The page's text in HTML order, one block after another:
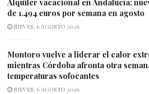
Alquiler vacacional en Andalucía:
de 1.494 euros por semana en agosto
JUEVES, 6 AGOSTO 2026
Montoro vuelve a liderar el calor
mientras Córdoba afronta otra
temperaturas sofocantes
JUEVES, 6 AGOSTO 2026